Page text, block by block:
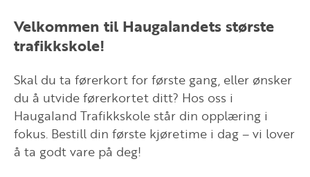
Velkommen til Haugalandets største
trafikkskole!
Skal du ta førerkort for første gang, eller ønsker
du å utvide førerkortet ditt? Hos oss i
Haugaland Trafikkskole står din opplæring i
fokus. Bestill din første kjøretime i dag – vi lover
å ta godt vare på deg!